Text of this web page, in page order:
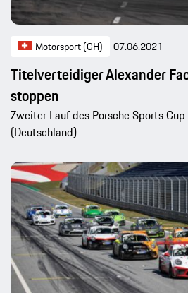
Motorsport (CH) 07.06.2021
Titelverteidiger Alexander
stoppen
Zweiter Lauf des Porsche Sports
(Deutschland)